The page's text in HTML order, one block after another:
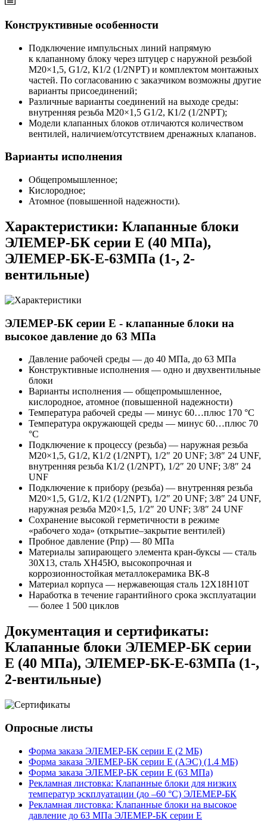
Конструктивные особенности
Подключение импульсных линий напрямую
к клапанному блоку через штуцер с наружной резьбой
М20×1,5, G1/2, К1/2 (1/2NPT) и комплектом монтажных
частей. По согласованию с заказчиком возможны другие
варианты присоединений;
Различные варианты соединений на выходе среды:
внутренняя резьба М20×1,5 G1/2, К1/2 (1/2NPT);
Модели клапанных блоков отличаются количеством
вентилей, наличием/отсутствием дренажных клапанов.
Варианты исполнения
Общепромышленное;
Кислородное;
Атомное (повышенной надежности).
Характеристики: Клапанные блоки
ЭЛЕМЕР-БК серии Е (40 МПа),
ЭЛЕМЕР-БК-Е-63МПа (1-, 2-
вентильные)
ЭЛЕМЕР-БК серии Е - клапанные блоки на
высокое давление до 63 МПа
Давление рабочей среды — до 40 МПа, до 63 МПа
Конструктивные исполнения — одно и двухвентильные
блоки
Варианты исполнения — общепромышленное,
кислородное, атомное (повышенной надежности)
Температура рабочей среды — минус 60…плюс 170 °С
Температура окружающей среды — минус 60…плюс 70
°С
Подключение к процессу (резьба) — наружная резьба
М20×1,5, G1/2, К1/2 (1/2NPT), 1/2″ 20 UNF; 3/8″ 24 UNF,
внутренняя резьба К1/2 (1/2NPT), 1/2″ 20 UNF; 3/8″ 24
UNF
Подключение к прибору (резьба) — внутренняя резьба
М20×1,5, G1/2, К1/2 (1/2NPT), 1/2″ 20 UNF; 3/8″ 24 UNF,
наружная резьба М20×1,5, 1/2″ 20 UNF; 3/8″ 24 UNF
Сохранение высокой герметичности в режиме
«рабочего хода» (открытие–закрытие вентилей)
Пробное давление (Pпр) — 80 МПа
Материалы запирающего элемента кран-буксы — сталь
30Х13, сталь ХН45Ю, высокопрочная и
коррозионностойкая металлокерамика ВК-8
Материал корпуса — нержавеющая сталь 12Х18Н10Т
Наработка в течение гарантийного срока эксплуатации
— более 1 500 циклов
Документация и сертификаты:
Клапанные блоки ЭЛЕМЕР-БК серии
Е (40 МПа), ЭЛЕМЕР-БК-Е-63МПа (1-,
2-вентильные)
Опросные листы
Форма заказа ЭЛЕМЕР-БК серии E (2 MБ)
Форма заказа ЭЛЕМЕР-БК серии E (АЭС) (1.4 MБ)
Форма заказа ЭЛЕМЕР-БК серии E (63 МПа)
Рекламная листовка: Клапанные блоки для низких
температур эскплуатации (до –60 °С) ЭЛЕМЕР-БК
Рекламная листовка: Клапанные блоки на высокое
давление до 63 МПа ЭЛЕМЕР-БК серии Е